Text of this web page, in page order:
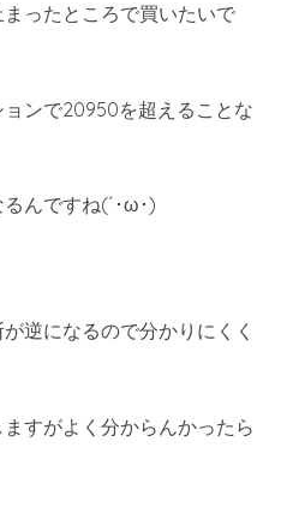
ったところで買いたいで
ンで20950を超えることな
んですね(´･ω･)
逆になるので分かりにくく
すがよく分からんかったら